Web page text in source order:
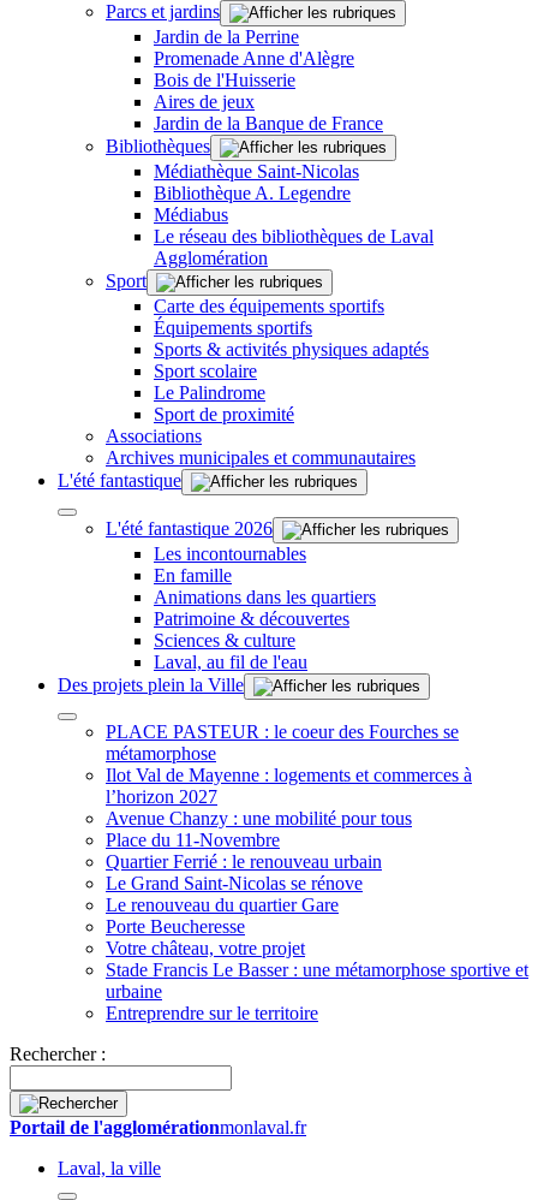
Parcs et jardins
Jardin de la Perrine
Promenade Anne d'Alègre
Bois de l'Huisserie
Aires de jeux
Jardin de la Banque de France
Bibliothèques
Médiathèque Saint-Nicolas
Bibliothèque A. Legendre
Médiabus
Le réseau des bibliothèques de Laval
Agglomération
Sport
Carte des équipements sportifs
Équipements sportifs
Sports & activités physiques adaptés
Sport scolaire
Le Palindrome
Sport de proximité
Associations
Archives municipales et communautaires
L'été fantastique
L'été fantastique 2026
Les incontournables
En famille
Animations dans les quartiers
Patrimoine & découvertes
Sciences & culture
Laval, au fil de l'eau
Des projets plein la Ville
PLACE PASTEUR : le coeur des Fourches se
métamorphose
Ilot Val de Mayenne : logements et commerces à
l’horizon 2027
Avenue Chanzy : une mobilité pour tous
Place du 11-Novembre
Quartier Ferrié : le renouveau urbain
Le Grand Saint-Nicolas se rénove
Le renouveau du quartier Gare
Porte Beucheresse
Votre château, votre projet
Stade Francis Le Basser : une métamorphose sportive et
urbaine
Entreprendre sur le territoire
Rechercher :
Portail de l'agglomérationmonlaval.fr
Laval, la ville